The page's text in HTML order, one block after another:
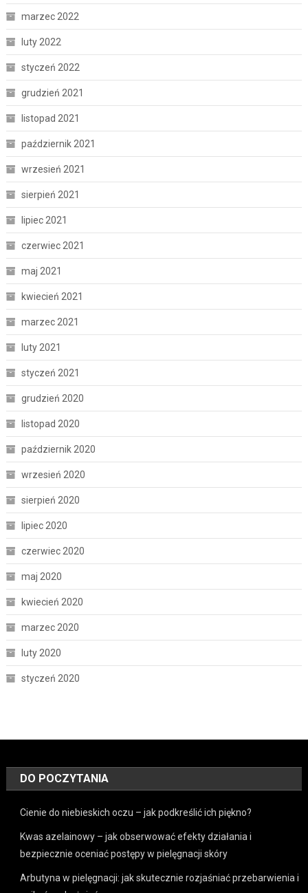
marzec 2022
luty 2022
styczeń 2022
grudzień 2021
listopad 2021
październik 2021
wrzesień 2021
sierpień 2021
lipiec 2021
czerwiec 2021
maj 2021
kwiecień 2021
marzec 2021
luty 2021
styczeń 2021
grudzień 2020
listopad 2020
październik 2020
wrzesień 2020
sierpień 2020
lipiec 2020
czerwiec 2020
maj 2020
kwiecień 2020
marzec 2020
luty 2020
styczeń 2020
DO POCZYTANIA
Cienie do niebieskich oczu – jak podkreślić ich piękno?
Kwas azelainowy – jak obserwować efekty działania i
bezpiecznie oceniać postępy w pielęgnacji skóry
Arbutyna w pielęgnacji: jak skutecznie rozjaśniać przebarwienia i